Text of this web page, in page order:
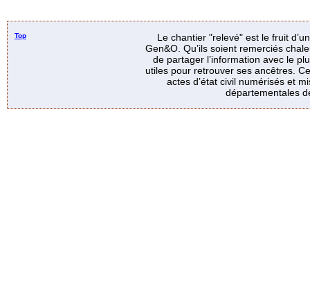
Top
Le chantier "relevé" est le fruit
Gen&O. Qu’ils soient remerciés
de partager l’information avec le
utiles pour retrouver ses ancêtres.
actes d’état civil numérisés et
départementales